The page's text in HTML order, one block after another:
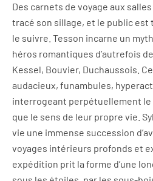
Des carnets de voyage aux
tracé son sillage, et le public est
le suivre. Tesson incarne un
héros romantiques d’autrefois
Kessel, Bouvier, Duchaussois.
audacieux, funambules,
interrogeant perpétuellement le
que le sens de leur propre vie.
vie une immense succession
voyages intérieurs profonds et
expédition prit la forme d’une